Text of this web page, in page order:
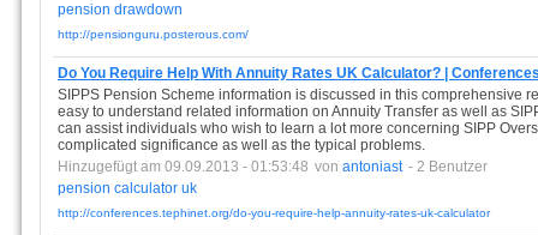
pension drawdown
http://pensionguru.posterous.com/
Do You Require Help With Annuity Rates UK Calculator? |
SIPPS Pension Scheme information is discussed in this comprehensive
easy to understand related information on Annuity Transfer as well as
can assist individuals who wish to learn a lot more concerning SIPP
complicated significance as well as the typical problems.
Hinzugefügt am 09.09.2013 - 01:53:48 von antoniast - 2 Benutzer
pension calculator uk
http://conferences.tephinet.org/do-you-require-help-annuity-rates-uk-calculator